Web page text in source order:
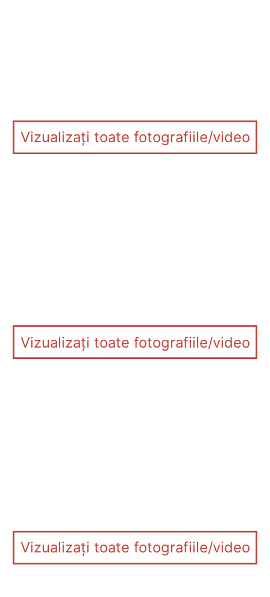
Vizualizați toate fotografiile/video
Vizualizați toate fotografiile/video
Vizualizați toate fotografiile/video